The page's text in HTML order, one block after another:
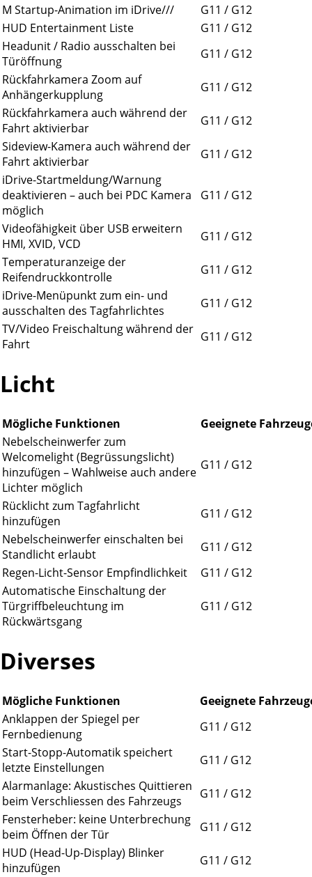
M Startup-Animation im iDrive///
G11 / G12
HUD Entertainment Liste
G11 / G12
Headunit / Radio ausschalten bei
Türöffnung
G11 / G12
Rückfahrkamera Zoom auf
Anhängerkupplung
G11 / G12
Rückfahrkamera auch während der
Fahrt aktivierbar
G11 / G12
Sideview-Kamera auch während der
Fahrt aktivierbar
G11 / G12
iDrive-Startmeldung/Warnung
deaktivieren – auch bei PDC Kamera
möglich
G11 / G12
Videofähigkeit über USB erweitern
HMI, XVID, VCD
G11 / G12
Temperaturanzeige der
Reifendruckkontrolle
G11 / G12
iDrive-Menüpunkt zum ein- und
ausschalten des Tagfahrlichtes
G11 / G12
TV/Video Freischaltung während der
Fahrt
G11 / G12
Licht
Mögliche Funktionen
Geeignete
Nebelscheinwerfer zum
Welcomelight (Begrüssungslicht)
hinzufügen – Wahlweise auch andere
Lichter möglich
G11 / G12
Rücklicht zum Tagfahrlicht
hinzufügen
G11 / G12
Nebelscheinwerfer einschalten bei
Standlicht erlaubt
G11 / G12
Regen-Licht-Sensor Empfindlichkeit
G11 / G12
Automatische Einschaltung der
Türgriffbeleuchtung im
Rückwärtsgang
G11 / G12
Diverses
Mögliche Funktionen
Geeignete
Anklappen der Spiegel per
Fernbedienung
G11 / G12
Start-Stopp-Automatik speichert
letzte Einstellungen
G11 / G12
Alarmanlage: Akustisches Quittieren
beim Verschliessen des Fahrzeugs
G11 / G12
Fensterheber: keine Unterbrechung
beim Öffnen der Tür
G11 / G12
HUD (Head-Up-Display) Blinker
hinzufügen
G11 / G12